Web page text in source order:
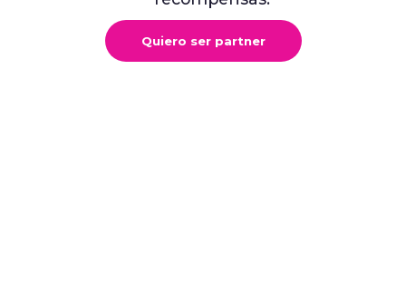
Data de calidad
Inteligencia que actúa